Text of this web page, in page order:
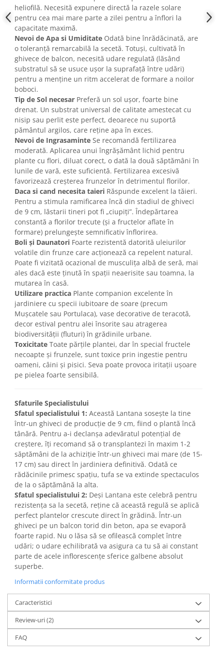
heliofilă. Necesită expunere directă la razele solare
pentru cea mai mare parte a zilei pentru a înflori la
capacitate maximă.
Nevoi de Apa si Umiditate Odată bine înrădăcinată, are
o toleranță remarcabilă la secetă. Totuși, cultivată în
ghivece de balcon, necesită udare regulată (lăsând
substratul să se usuce ușor la suprafață între udări)
pentru a menține un ritm accelerat de formare a noilor
boboci.
Tip de Sol necesar Preferă un sol ușor, foarte bine
drenat. Un substrat universal de calitate amestecat cu
nisip sau perlit este perfect, deoarece nu suportă
pământul argilos, care reține apa în exces.
Nevoi de Ingrasaminte Se recomandă fertilizarea
moderată. Aplicarea unui îngrășământ lichid pentru
plante cu flori, diluat corect, o dată la două săptămâni în
lunile de vară, este suficientă. Fertilizarea excesivă
favorizează creșterea frunzelor în detrimentul florilor.
Daca si cand necesita taieri Răspunde excelent la tăieri.
Pentru a stimula ramificarea încă din stadiul de ghiveci
de 9 cm, lăstarii tineri pot fi „ciupiți”. Îndepărtarea
constantă a florilor trecute (și a fructelor aflate în
formare) prelungește semnificativ înflorirea.
Boli și Daunatori Foarte rezistentă datorită uleiurilor
volatile din frunze care acționează ca repelent natural.
Poate fi vizitată ocazional de musculița albă de seră, mai
ales dacă este ținută în spații neaerisite sau toamna, la
mutarea în casă.
Utilizare practica Plante companion excelente în
jardiniere cu specii iubitoare de soare (precum
Mușcatele sau Portulaca), vase decorative de teracotă,
decor estival pentru alei însorite sau atragerea
biodiversității (fluturi) în grădinile urbane.
Toxicitate Toate părțile plantei, dar în special fructele
necoapte și frunzele, sunt toxice prin ingestie pentru
oameni, câini și pisici. Seva poate provoca iritații ușoare
pe pielea foarte sensibilă.
Sfaturile Specialistului
Sfatul specialistului 1: Această Lantana sosește la tine
într-un ghiveci de producție de 9 cm, fiind o plantă încă
tânără. Pentru a-i declanșa adevăratul potențial de
creștere, îți recomand să o transplantezi în maxim 1-2
săptămâni de la achiziție într-un ghiveci mai mare (de 15-
17 cm) sau direct în jardiniera definitivă. Odată ce
rădăcinile primesc spațiu, tufa se va extinde spectaculos
de la o săptămână la alta.
Sfatul specialistului 2: Deși Lantana este celebră pentru
rezistența sa la secetă, reține că această regulă se aplică
perfect plantelor crescute direct în grădină. Într-un
ghiveci pe un balcon torid din beton, apa se evaporă
foarte rapid. Nu o lăsa să se ofilească complet între
udări; o udare echilibrată va asigura ca tu să ai constant
parte de acele inflorescențe sferice galbene absolut
superbe.
Informatii conformitate produs
Caracteristici
Review-uri(2)
FAQ